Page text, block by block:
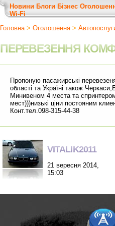
Новини Блоги Бізнес
Wi-Fi
Головна> Оголошення >
ПЕРЕВЕЗЕННЯ
Пропоную пасажирські
області та Україні також
Минивеном 4 места та
мест)))низькі ціни постояним
Конт.тел.098-315-44-38
VITALIK2011
21 вересня 2014,
15:03